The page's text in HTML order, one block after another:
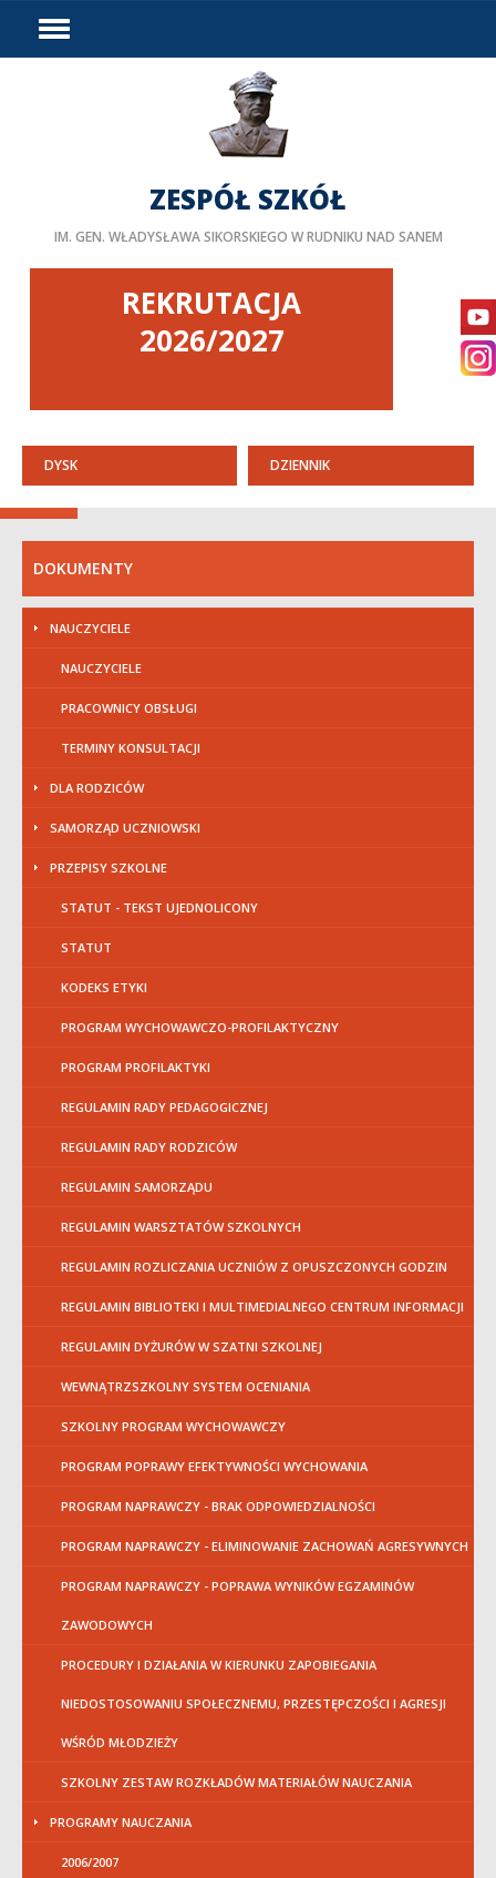
HOME
LINKI
ZESPÓŁ SZKÓŁ
IM. GEN. WŁADYSŁAWA SIKORSKIEGO W RUDNIKU NAD SANEM
REKRUTACJA
2026/2027
DYSK DZIENNIK
DOKUMENTY
NAUCZYCIELE
NAUCZYCIELE
PRACOWNICY OBSŁUGI
TERMINY KONSULTACJI
DLA RODZICÓW
SAMORZĄD UCZNIOWSKI
PRZEPISY SZKOLNE
STATUT - TEKST UJEDNOLICONY
STATUT
KODEKS ETYKI
PROGRAM WYCHOWAWCZO-PROFILAKTYCZNY
PROGRAM PROFILAKTYKI
REGULAMIN RADY PEDAGOGICZNEJ
REGULAMIN RADY RODZICÓW
REGULAMIN SAMORZĄDU
REGULAMIN WARSZTATÓW SZKOLNYCH
REGULAMIN ROZLICZANIA UCZNIÓW Z OPUSZCZONYCH GODZIN
REGULAMIN BIBLIOTEKI I MULTIMEDIALNEGO CENTRUM INFORMACJI
REGULAMIN DYŻURÓW W SZATNI SZKOLNEJ
WEWNĄTRZSZKOLNY SYSTEM OCENIANIA
SZKOLNY PROGRAM WYCHOWAWCZY
PROGRAM POPRAWY EFEKTYWNOŚCI WYCHOWANIA
PROGRAM NAPRAWCZY - BRAK ODPOWIEDZIALNOŚCI
PROGRAM NAPRAWCZY - ELIMINOWANIE ZACHOWAŃ AGRESYWNYCH
PROGRAM NAPRAWCZY - POPRAWA WYNIKÓW EGZAMINÓW
ZAWODOWYCH
PROCEDURY I DZIAŁANIA W KIERUNKU ZAPOBIEGANIA
NIEDOSTOSOWANIU SPOŁECZNEMU, PRZESTĘPCZOŚCI I AGRESJI
WŚRÓD MŁODZIEŻY
SZKOLNY ZESTAW ROZKŁADÓW MATERIAŁÓW NAUCZANIA
PROGRAMY NAUCZANIA
2006/2007